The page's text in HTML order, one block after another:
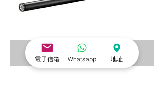
LAOWA 24mm F14 2X MACRO
PROBE
電子信箱 Whatsapp 地址